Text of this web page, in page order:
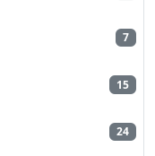
7
15
24